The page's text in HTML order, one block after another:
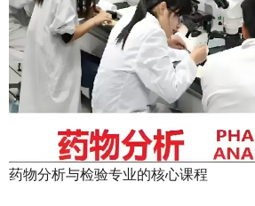
药物分析与检验专业的核心课程